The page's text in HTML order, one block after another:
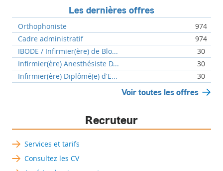
Les dernières offres
Orthophoniste
974
Cadre administratif
974
IBODE / Infirmier(ère) de Blo...
30
Infirmier(ère) Anesthésiste D...
30
Infirmier(ère) Diplômé(e) d'E...
30
Voir toutes les offres
Recruteur
Services et tarifs
Consultez les CV